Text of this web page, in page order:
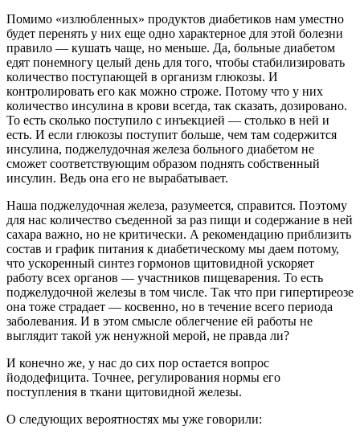
Помимо «излюбленных» продуктов диабетиков нам уместно
будет перенять у них еще одно характерное для этой болезни
правило — кушать чаще, но меньше. Да, больные диабетом
едят понемногу целый день для того, чтобы стабилизировать
количество поступающей в организм глюкозы. И
контролировать его как можно строже. Потому что у них
количество инсулина в крови всегда, так сказать, дозировано.
То есть сколько поступило с инъекцией — столько в ней и
есть. И если глюкозы поступит больше, чем там содержится
инсулина, поджелудочная железа больного диабетом не
сможет соответствующим образом поднять собственный
инсулин. Ведь она его не вырабатывает.
Наша поджелудочная железа, разумеется, справится. Поэтому
для нас количество съеденной за раз пищи и содержание в ней
сахара важно, но не критически. А рекомендацию приблизить
состав и график питания к диабетическому мы даем потому,
что ускоренный синтез гормонов щитовидной ускоряет
работу всех органов — участников пищеварения. То есть
поджелудочной железы в том числе. Так что при гипертиреозе
она тоже страдает — косвенно, но в течение всего периода
заболевания. И в этом смысле облегчение ей работы не
выглядит такой уж ненужной мерой, не правда ли?
И конечно же, у нас до сих пор остается вопрос
йододефицита. Точнее, регулирования нормы его
поступления в ткани щитовидной железы.
О следующих вероятностях мы уже говорили: